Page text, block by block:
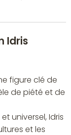
Idris
figure clé de
de piété et de
universel, Idris
et les